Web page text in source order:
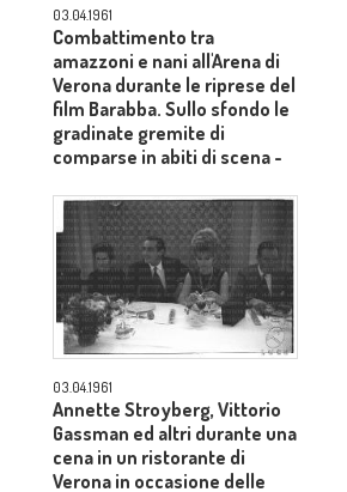
03.04.1961
Combattimento tra
amazzoni e nani all'Arena di
Verona durante le riprese del
film Barabba. Sullo sfondo le
gradinate gremite di
comparse in abiti di scena -
03.04.1961
Annette Stroyberg, Vittorio
Gassman ed altri durante una
cena in un ristorante di
Verona in occasione delle